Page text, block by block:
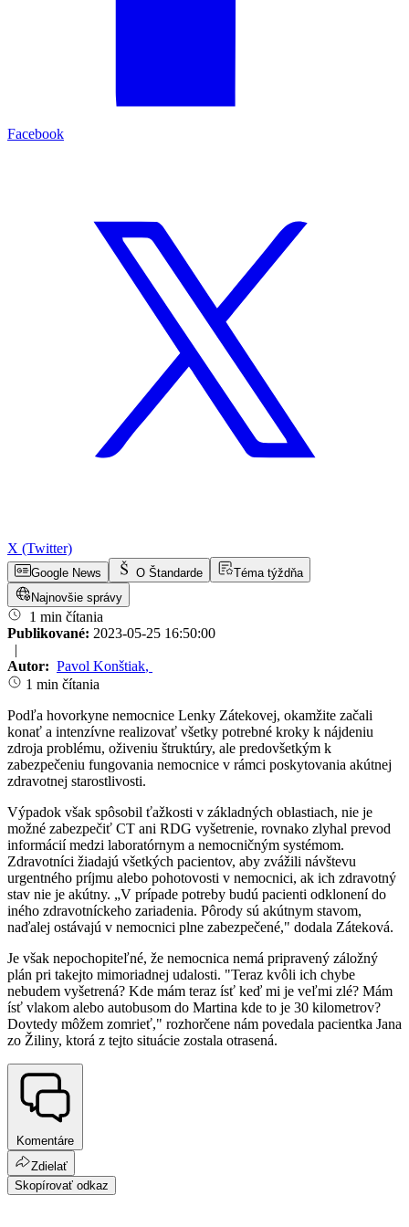
Facebook
X (Twitter)
Google News O Štandarde
Téma týždňa
Najnovšie správy
1 min čítania
Publikované: 2023-05-25 16:50:00
|
Autor: Pavol Konštiak,
1 min čítania
Podľa hovorkyne nemocnice Lenky Zátekovej, okamžite začali
konať a intenzívne realizovať všetky potrebné kroky k nájdeniu
zdroja problému, oživeniu štruktúry, ale predovšetkým k
zabezpečeniu fungovania nemocnice v rámci poskytovania akútnej
zdravotnej starostlivosti.
Výpadok však spôsobil ťažkosti v základných oblastiach, nie je
možné zabezpečiť CT ani RDG vyšetrenie, rovnako zlyhal prevod
informácií medzi laboratórnym a nemocničným systémom.
Zdravotníci žiadajú všetkých pacientov, aby zvážili návštevu
urgentného príjmu alebo pohotovosti v nemocnici, ak ich zdravotný
stav nie je akútny. „V prípade potreby budú pacienti odklonení do
iného zdravotníckeho zariadenia. Pôrody sú akútnym stavom,
naďalej ostávajú v nemocnici plne zabezpečené," dodala Záteková.
Je však nepochopiteľné, že nemocnica nemá pripravený záložný
plán pri takejto mimoriadnej udalosti. "Teraz kvôli ich chybe
nebudem vyšetrená? Kde mám teraz ísť keď mi je veľmi zlé? Mám
ísť vlakom alebo autobusom do Martina kde to je 30 kilometrov?
Dovtedy môžem zomrieť," rozhorčene nám povedala pacientka Jana
zo Žiliny, ktorá z tejto situácie zostala otrasená.
Komentáre
Zdielať
Skopírovať odkaz